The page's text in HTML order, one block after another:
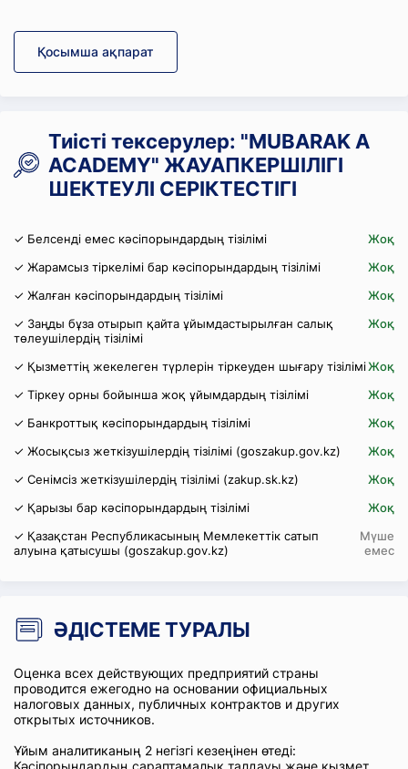
Қосымша ақпарат
Тиісті тексерулер: "MUBARAK A
ACADEMY" ЖАУАПКЕРШІЛІГІ
ШЕКТЕУЛІ СЕРІКТЕСТІГІ
✓ Белсенді емес кәсіпорындардың тізілімі
Жоқ
✓ Жарамсыз тіркелімі бар кәсіпорындардың тізілімі
Жоқ
✓ Жалған кәсіпорындардың тізілімі
Жоқ
✓ Заңды бұза отырып қайта ұйымдастырылған салық
төлеушілердің тізілімі
Жоқ
✓ Қызметтің жекелеген түрлерін тіркеуден шығару тізіліміЖоқ
✓ Тіркеу орны бойынша жоқ ұйымдардың тізілімі
Жоқ
✓ Банкроттық кәсіпорындардың тізілімі
Жоқ
✓ Жосықсыз жеткізушілердің тізілімі (goszakup.gov.kz)
Жоқ
✓ Сенімсіз жеткізушілердің тізілімі (zakup.sk.kz)
Жоқ
✓ Қарызы бар кәсіпорындардың тізілімі
Жоқ
✓ Қазақстан Республикасының Мемлекеттік сатып
алуына қатысушы (goszakup.gov.kz)
Мүше
емес
ӘДІСТЕМЕ ТУРАЛЫ
Оценка всех действующих предприятий страны
проводится ежегодно на основании официальных
налоговых данных, публичных контрактов и других
открытых источников.
Ұйым аналитиканың 2 негізгі кезеңінен өтеді:
Кәсіпорындардың сараптамалық талдауы және қызмет